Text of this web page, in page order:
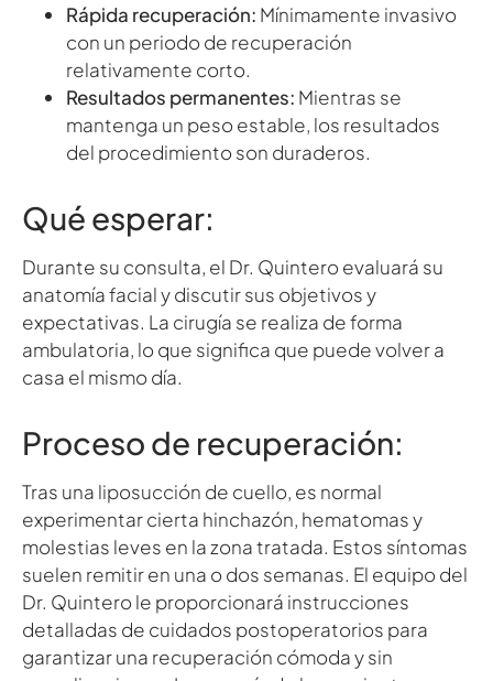
Rápida recuperación: Mínimamente invasivo
con un periodo de recuperación
relativamente corto.
Resultados permanentes: Mientras se
mantenga un peso estable, los resultados
del procedimiento son duraderos.
Qué esperar:
Durante su consulta, el Dr. Quintero evaluará su
anatomía facial y discutir sus objetivos y
expectativas. La cirugía se realiza de forma
ambulatoria, lo que significa que puede volver a
casa el mismo día.
Proceso de recuperación:
Tras una liposucción de cuello, es normal
experimentar cierta hinchazón, hematomas y
molestias leves en la zona tratada. Estos síntomas
suelen remitir en una o dos semanas. El equipo del
Dr. Quintero le proporcionará instrucciones
detalladas de cuidados postoperatorios para
garantizar una recuperación cómoda y sin